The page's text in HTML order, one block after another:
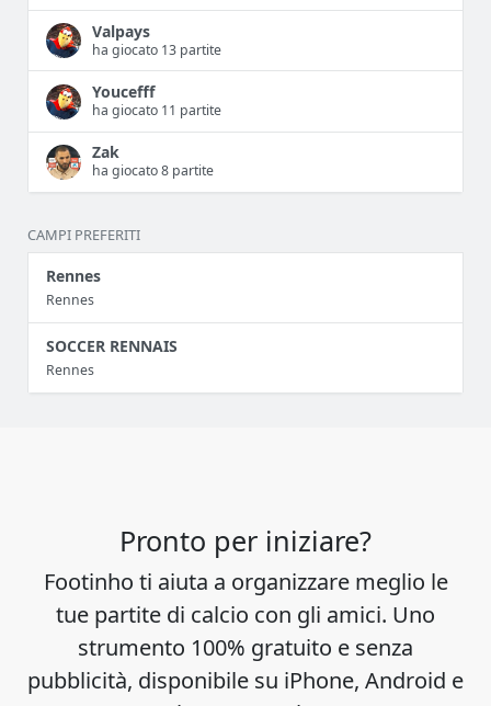
Valpays
ha giocato 13 partite
Youcefff
ha giocato 11 partite
Zak
ha giocato 8 partite
CAMPI PREFERITI
Rennes
Rennes
SOCCER RENNAIS
Rennes
Pronto per iniziare?
Footinho ti aiuta a organizzare meglio le
tue partite di calcio con gli amici. Uno
strumento 100% gratuito e senza
pubblicità, disponibile su iPhone, Android e